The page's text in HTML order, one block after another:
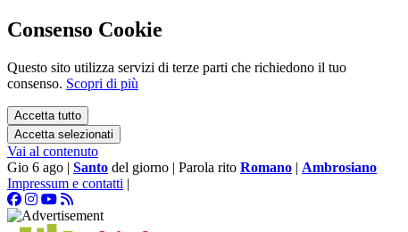
Consenso Cookie
Questo sito utilizza servizi di terze parti che richiedono il tuo
consenso. Scopri di più
Accetta tutto
Accetta selezionati
Vai al contenuto
Gio 6 ago | Santo del giorno | Parola rito Romano | Ambrosiano
Impressum e contatti |